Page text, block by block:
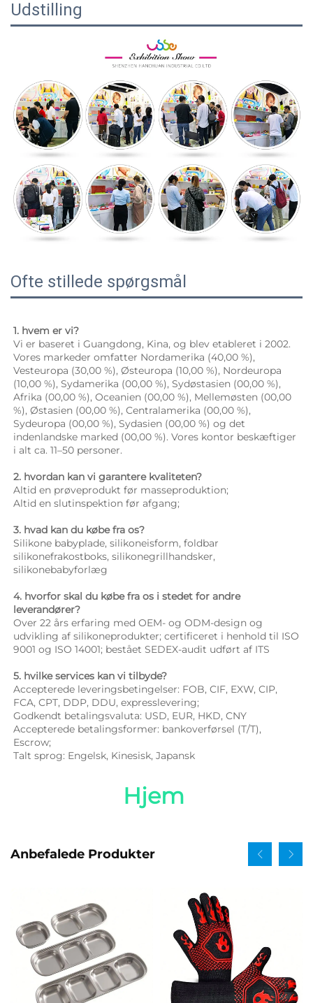
Udstilling
Ofte stillede spørgsmål
1. hvem er vi?
Vi er baseret i Guangdong, Kina, og blev etableret i 2002.
Vores markeder omfatter Nordamerika (40,00 %),
Vesteuropa (30,00 %), Østeuropa (10,00 %), Nordeuropa
(10,00 %), Sydamerika (00,00 %), Sydøstasien (00,00 %),
Afrika (00,00 %), Oceanien (00,00 %), Mellemøsten (00,00
%), Østasien (00,00 %), Centralamerika (00,00 %),
Sydeuropa (00,00 %), Sydasien (00,00 %) og det
indenlandske marked (00,00 %). Vores kontor beskæftiger
i alt ca. 11–50 personer.
2. hvordan kan vi garantere kvaliteten?
Altid en prøveprodukt før masseproduktion;
Altid en slutinspektion før afgang;
3. hvad kan du købe fra os?
Silikone babyplade, silikoneisform, foldbar
silikonefrakostboks, silikonegrillhandsker,
silikonebabyforlæg
4. hvorfor skal du købe fra os i stedet for andre
leverandører?
Over 22 års erfaring med OEM- og ODM-design og
udvikling af silikoneprodukter; certificeret i henhold til ISO
9001 og ISO 14001; bestået SEDEX-audit udført af ITS
5. hvilke services kan vi tilbyde?
Accepterede leveringsbetingelser: FOB, CIF, EXW, CIP,
FCA, CPT, DDP, DDU, expresslevering;
Godkendt betalingsvaluta: USD, EUR, HKD, CNY
Accepterede betalingsformer: bankoverførsel (T/T),
Escrow;
Talt sprog: Engelsk, Kinesisk, Japansk
Hjem
Anbefalede Produkter